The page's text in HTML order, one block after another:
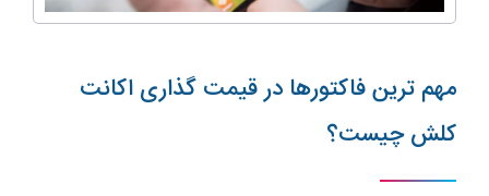
مهم ترین فاکتورها در قیمت گذاری اکانت
کلش چیست؟